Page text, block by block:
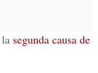
segunda causa de